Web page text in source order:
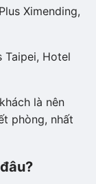
Ximending,
Taipei, Hotel
là nên
phòng, nhất